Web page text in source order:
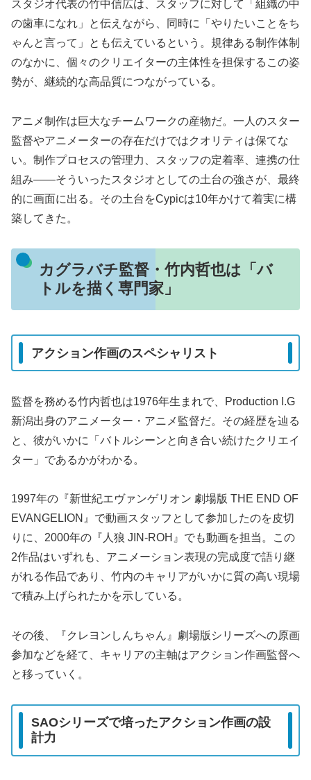
スタジオ代表の竹中信広は、スタッフに対して「組織の中
の歯車になれ」と伝えながら、同時に「やりたいことをち
ゃんと言って」とも伝えているという。規律ある制作体制
のなかに、個々のクリエイターの主体性を担保するこの姿
勢が、継続的な高品質につながっている。
アニメ制作は巨大なチームワークの産物だ。一人のスター
監督やアニメーターの存在だけではクオリティは保てな
い。制作プロセスの管理力、スタッフの定着率、連携の仕
組み——そういったスタジオとしての土台の強さが、最終
的に画面に出る。その土台をCypicは10年かけて着実に構
築してきた。
カグラバチ監督・竹内哲也は「バ
トルを描く専門家」
アクション作画のスペシャリスト
監督を務める竹内哲也は1976年生まれで、Production I.G
新潟出身のアニメーター・アニメ監督だ。その経歴を辿る
と、彼がいかに「バトルシーンと向き合い続けたクリエイ
ター」であるかがわかる。
1997年の『新世紀エヴァンゲリオン 劇場版 THE END OF
EVANGELION』で動画スタッフとして参加したのを皮切
りに、2000年の『人狼 JIN-ROH』でも動画を担当。この
2作品はいずれも、アニメーション表現の完成度で語り継
がれる作品であり、竹内のキャリアがいかに質の高い現場
で積み上げられたかを示している。
その後、『クレヨンしんちゃん』劇場版シリーズへの原画
参加などを経て、キャリアの主軸はアクション作画監督へ
と移っていく。
SAOシリーズで培ったアクション作画の設
計力